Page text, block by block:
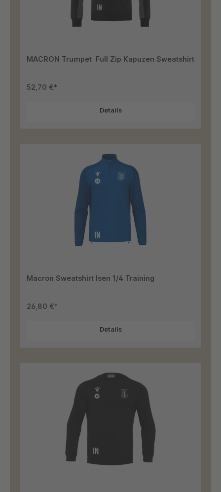
MACRON Trumpet Full Zip Kapuzen Sweatshirt
52,70 €*
Details
Macron Sweatshirt Isen 1/4 Training
26,80 €*
Details